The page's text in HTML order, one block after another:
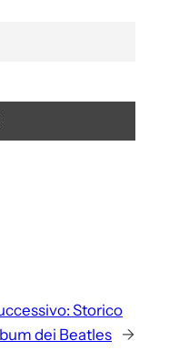
Storico
dei Beatles →